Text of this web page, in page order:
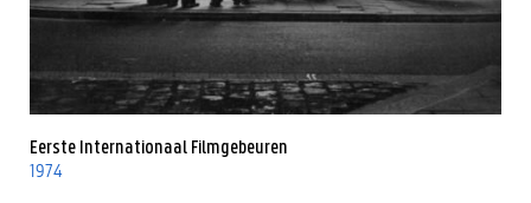
Eerste Internationaal Filmgebeuren
1974